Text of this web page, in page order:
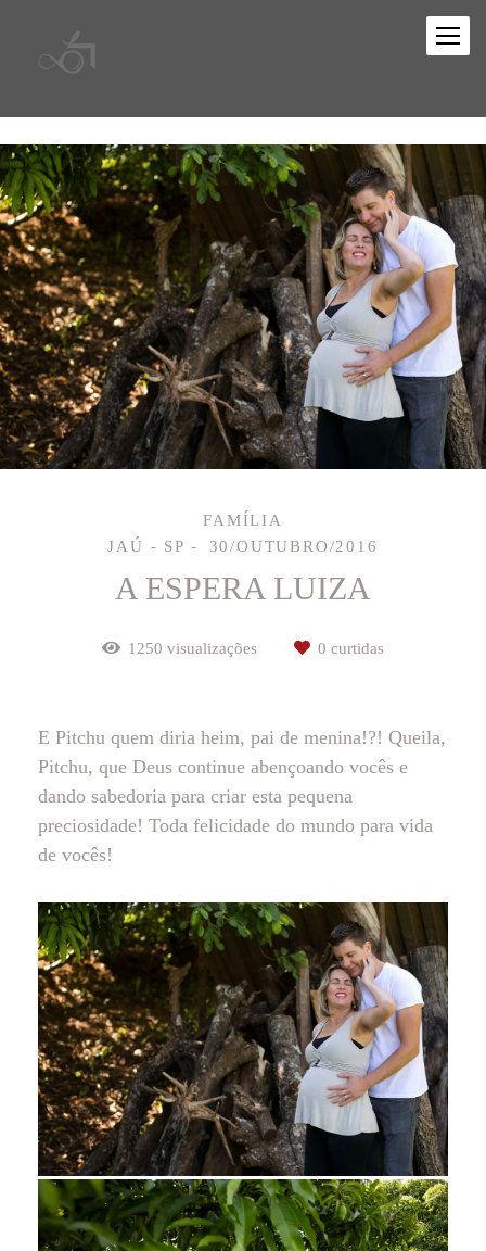
FAMÍLIA
JAÚ - SP
30/OUTUBRO/2016
A ESPERA LUIZA
1250 visualizações 0 curtidas
E Pitchu quem diria heim, pai de menina!?! Queila,
Pitchu, que Deus continue abençoando vocês e
dando sabedoria para criar esta pequena
preciosidade! Toda felicidade do mundo para vida
de vocês!